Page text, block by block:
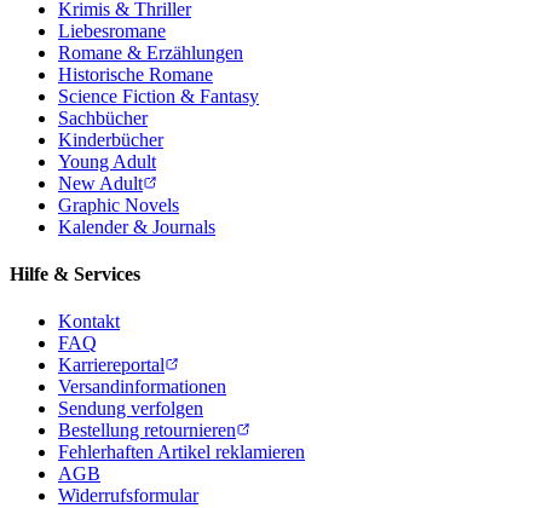
Krimis & Thriller
Liebesromane
Romane & Erzählungen
Historische Romane
Science Fiction & Fantasy
Sachbücher
Kinderbücher
Young Adult
New Adult
Graphic Novels
Kalender & Journals
Hilfe & Services
Kontakt
FAQ
Karriereportal
Versandinformationen
Sendung verfolgen
Bestellung retournieren
Fehlerhaften Artikel reklamieren
AGB
Widerrufsformular